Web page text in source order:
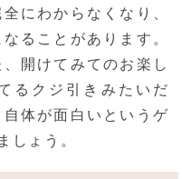
にわからなくなり、
ることがあります。
開けてみてのお楽し
るクジ引きみたいだ
体が面白いというゲ
しょう。